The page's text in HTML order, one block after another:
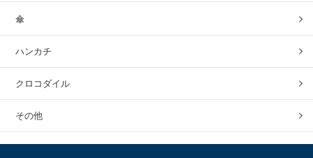
傘
ハンカチ
クロコダイル
その他